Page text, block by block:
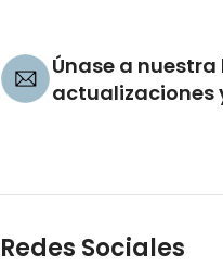
Únase a
actualizaciones
Redes Sociales